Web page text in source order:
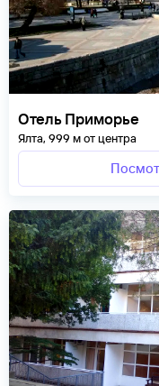
Отель Приморье
Ялта, 999 м от центра